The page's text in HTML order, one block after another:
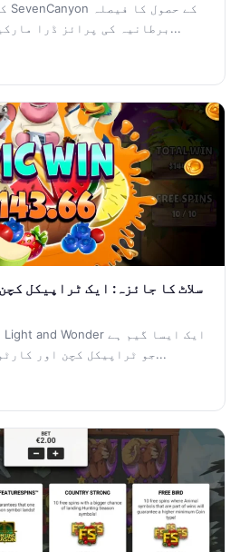
برطانیہ کی پرائز ڈرا مارکیٹ میں ایک اہم پیش رفت...
جو ٹراپیکل کچن اور کارٹونش کرداروں کے امتزاج...